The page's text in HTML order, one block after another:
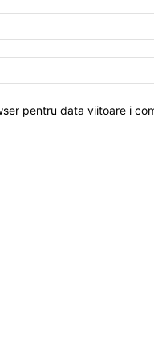
pentru data viitoare i